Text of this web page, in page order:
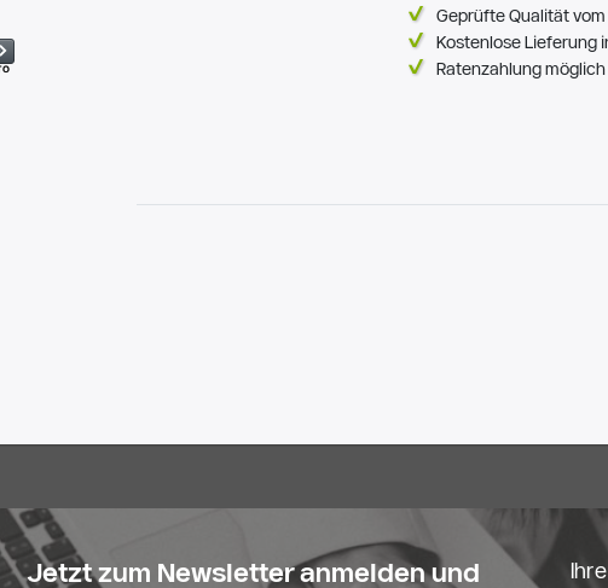
Geprüfte Qualität
Kostenlose Lieferung
Ratenzahlung möglich
Jetzt zum Newsletter anmelden und